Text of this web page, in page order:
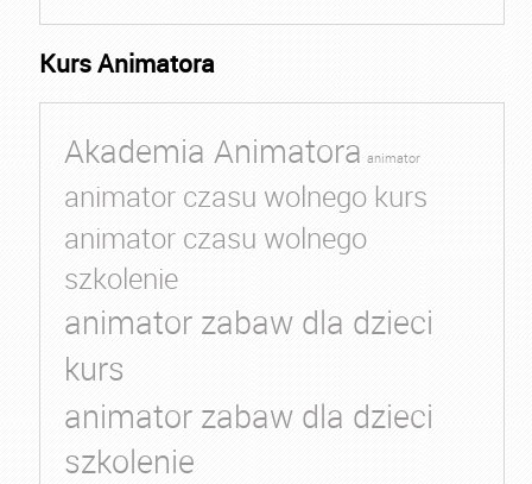
Kurs Animatora
Akademia Animatora animator
animator czasu wolnego kurs
animator czasu wolnego
szkolenie
animator zabaw dla dzieci
kurs
animator zabaw dla dzieci
szkolenie